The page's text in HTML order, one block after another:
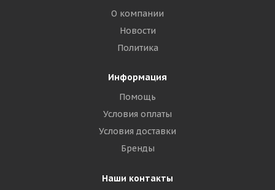
О компании
Новости
Политика
Информация
Помощь
Условия оплаты
Условия доставки
Бренды
Наши контакты